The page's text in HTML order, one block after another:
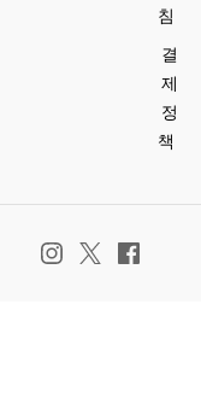
침
결
제
정
책